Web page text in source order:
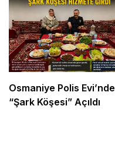
Osmaniye Polis Evi’nde
“Şark Köşesi” Açıldı